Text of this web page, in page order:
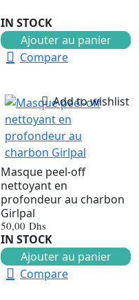
IN STOCK
Ajouter au panier
Compare
Add to wishlist
Masque peel-off
nettoyant en
profondeur au charbon
Girlpal
50,00 Dhs
IN STOCK
Ajouter au panier
Compare